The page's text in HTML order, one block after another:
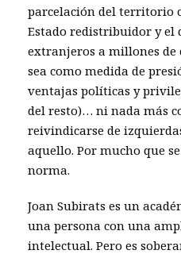
parcelación del territorio
Estado redistribuidor y el
extranjeros a millones de
sea como medida de
ventajas políticas y
del resto)… ni nada más
reivindicarse de
aquello. Por mucho que
norma.
Joan Subirats es un
una persona con una
intelectual. Pero es